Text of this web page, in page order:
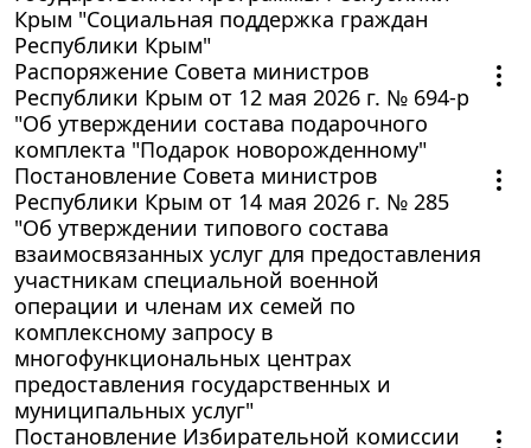
Крым "Социальная поддержка граждан
Республики Крым"
Распоряжение Совета министров
Республики Крым от 12 мая 2026 г. № 694-р
"Об утверждении состава подарочного
комплекта "Подарок новорожденному"
Постановление Совета министров
Республики Крым от 14 мая 2026 г. № 285
"Об утверждении типового состава
взаимосвязанных услуг для предоставления
участникам специальной военной
операции и членам их семей по
комплексному запросу в
многофункциональных центрах
предоставления государственных и
муниципальных услуг"
Постановление Избирательной комиссии